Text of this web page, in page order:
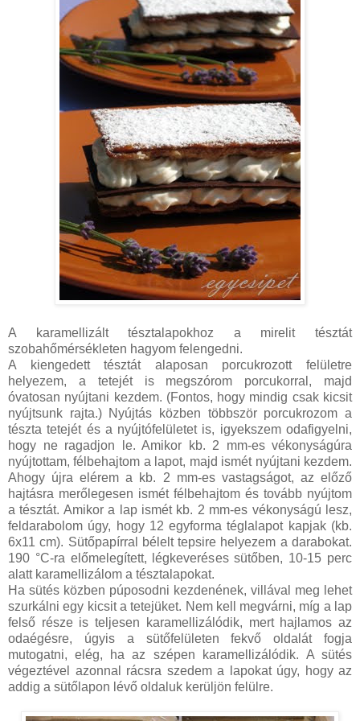
A karamellizált tésztalapokhoz a mirelit tésztát
szobahőmérsékleten hagyom felengedni.
A kiengedett tésztát alaposan porcukrozott felületre
helyezem, a tetejét is megszórom porcukorral, majd
óvatosan nyújtani kezdem. (Fontos, hogy mindig csak kicsit
nyújtsunk rajta.) Nyújtás közben többször porcukrozom a
tészta tetejét és a nyújtófelületet is, igyekszem odafigyelni,
hogy ne ragadjon le. Amikor kb. 2 mm-es vékonyságúra
nyújtottam, félbehajtom a lapot, majd ismét nyújtani kezdem.
Ahogy újra elérem a kb. 2 mm-es vastagságot, az előző
hajtásra merőlegesen ismét félbehajtom és tovább nyújtom
a tésztát. Amikor a lap ismét kb. 2 mm-es vékonyságú lesz,
feldarabolom úgy, hogy 12 egyforma téglalapot kapjak (kb.
6x11 cm). Sütőpapírral bélelt tepsire helyezem a darabokat.
190 °C-ra előmelegített, légkeveréses sütőben, 10-15 perc
alatt karamellizálom a tésztalapokat.
Ha sütés közben púposodni kezdenének, villával meg lehet
szurkálni egy kicsit a tetejüket. Nem kell megvárni, míg a lap
felső része is teljesen karamellizálódik, mert hajlamos az
odaégésre, úgyis a sütőfelületen fekvő oldalát fogja
mutogatni, elég, ha az szépen karamellizálódik. A sütés
végeztével azonnal rácsra szedem a lapokat úgy, hogy az
addig a sütőlapon lévő oldaluk kerüljön felülre.